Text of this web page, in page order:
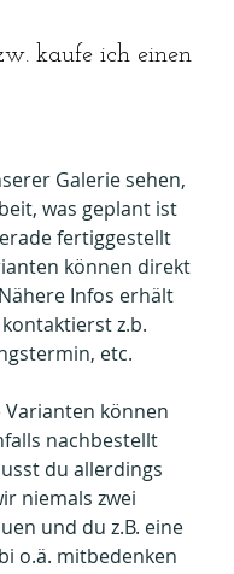
kaufe ich einen
Galerie sehen,
was geplant ist
fertiggestellt
können direkt
Infos erhält
z.b.
etc.
können
nachbestellt
du allerdings
niemals zwei
und du z.B. eine
o.ä. mitbedenken